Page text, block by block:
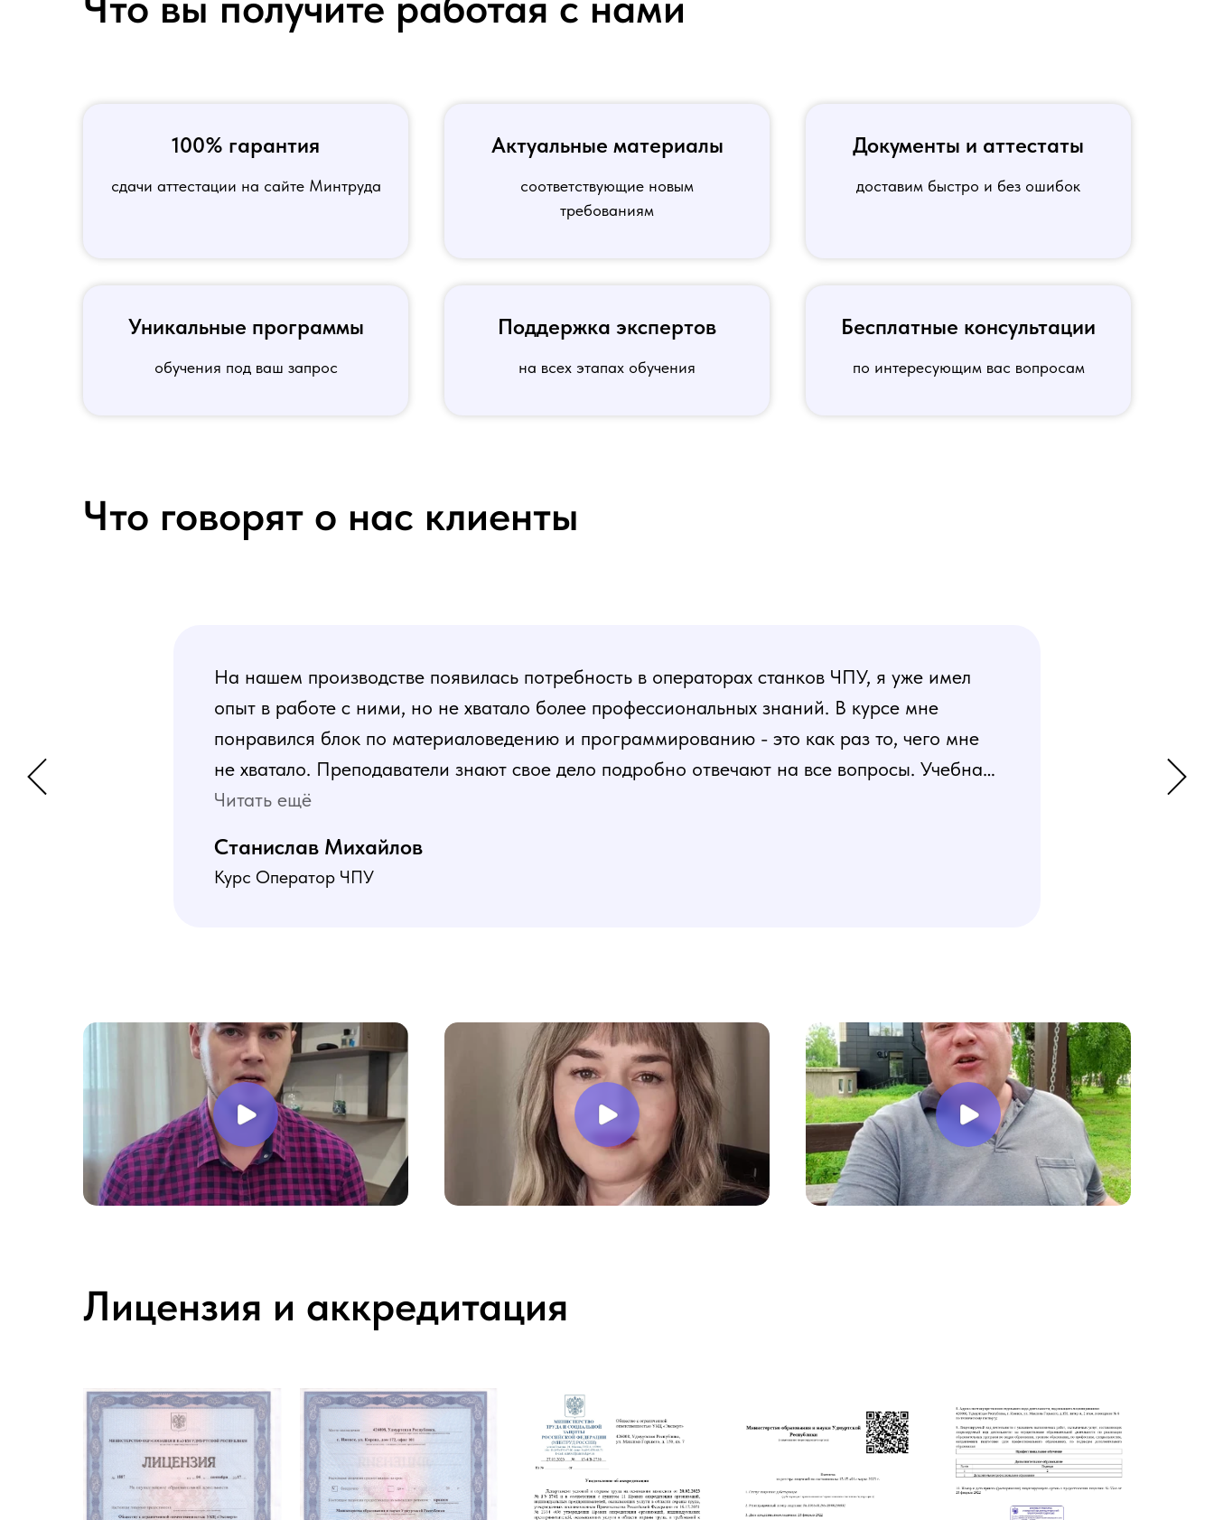
100% гарантия
сдачи аттестации на сайте Минтруда
Актуальные материалы
соответствующие новым
требованиям
Документы и аттестаты
доставим быстро и без ошибок
Уникальные программы
обучения под ваш запрос
Поддержка экспертов
на всех этапах обучения
Бесплатные консультации
по интересующим вас вопросам
Что говорят о нас клиенты
На нашем производстве появилась потребность в операторах станков ЧПУ, я уже имел
опыт в работе с ними, но не хватало более профессиональных знаний. В курсе мне
понравился блок по материаловедению и программированию - это как раз то, чего мне
не хватало. Преподаватели знают свое дело подробно отвечают на все вопросы. Учебная
программа пошаговая и постепенная, это очень облегчает процесс усвоения материала.
Читать ещё
Станислав Михайлов
Курс Оператор ЧПУ
Лицензия и аккредитация